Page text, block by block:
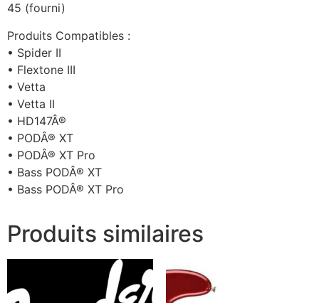
45 (fourni)
Produits Compatibles :
• Spider II
• Flextone III
• Vetta
• Vetta II
• HD147Â®
• PODÂ® XT
• PODÂ® XT Pro
• Bass PODÂ® XT
• Bass PODÂ® XT Pro
Produits similaires